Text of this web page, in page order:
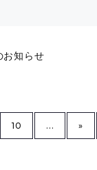
お知らせ
10 ... »